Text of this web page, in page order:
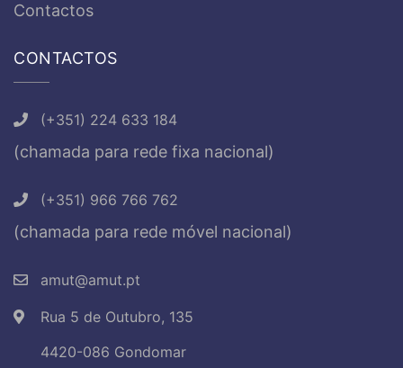
Contactos
CONTACTOS
(+351) 224 633 184
(chamada para rede fixa nacional)
(+351) 966 766 762
(chamada para rede móvel nacional)
amut@amut.pt
Rua 5 de Outubro, 135
4420-086 Gondomar